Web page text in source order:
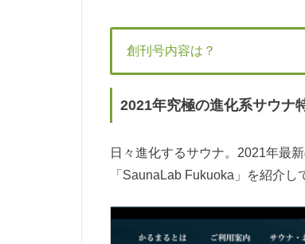
創刊号内容は？
2021年究極の進化系サウナ
日々進化するサウナ。2021年最
「SaunaLab Fukuoka」を紹介し